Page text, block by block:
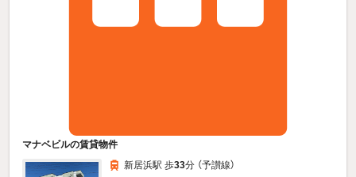
マナベビルの賃貸物件
新居浜駅 歩33分 （予讃線）